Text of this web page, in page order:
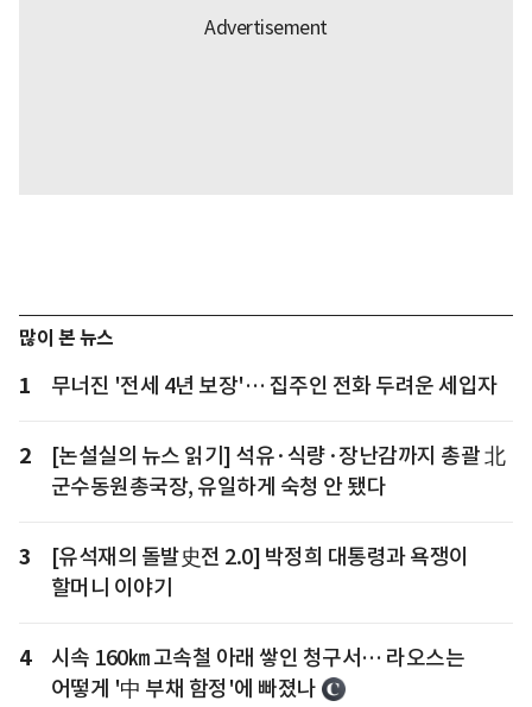
많이 본 뉴스
1 무너진 '전세 4년 보장'… 집주인 전화 두려운 세입자
2
[논설실의 뉴스 읽기] 석유·식량·장난감까지 총괄 北
군수동원총국장, 유일하게 숙청 안 됐다
3
[유석재의 돌발史전 2.0] 박정희 대통령과 욕쟁이
할머니 이야기
4
시속 160㎞ 고속철 아래 쌓인 청구서… 라오스는
어떻게 '中 부채 함정'에 빠졌나